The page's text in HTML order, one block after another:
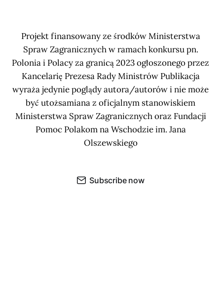
Projekt finansowany ze środków Ministerstwa
Spraw Zagranicznych w ramach konkursu pn.
Polonia i Polacy za granicą 2023 ogłoszonego przez
Kancelarię Prezesa Rady Ministrów Publikacja
wyraża jedynie poglądy autora/autorów i nie może
być utożsamiana z oficjalnym stanowiskiem
Ministerstwa Spraw Zagranicznych oraz Fundacji
Pomoc Polakom na Wschodzie im. Jana
Olszewskiego
Subscribe now